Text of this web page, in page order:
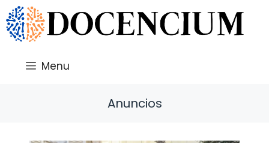
Saltar
al
contenido
Menu
Anuncios